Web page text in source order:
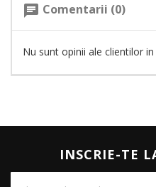
chat Comentarii (0)
Nu sunt opinii ale clientilor
INSCRIE-TE